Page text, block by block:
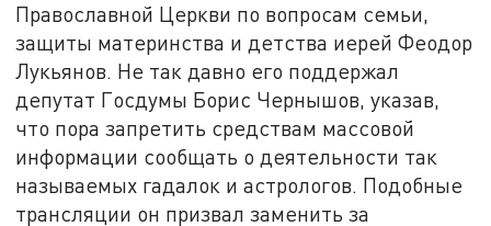
Православной Церкви по вопросам семьи,
защиты материнства и детства иерей Феодор
Лукьянов. Не так давно его поддержал
депутат Госдумы Борис Чернышов, указав,
что пора запретить средствам массовой
информации сообщать о деятельности так
называемых гадалок и астрологов. Подобные
трансляции он призвал заменить за